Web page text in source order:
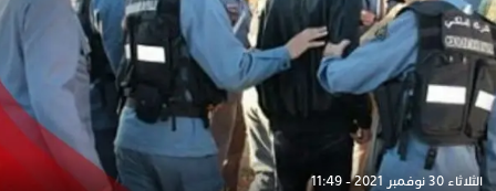
الثلاثاء 30 نوفمبر 2021 - 11:49